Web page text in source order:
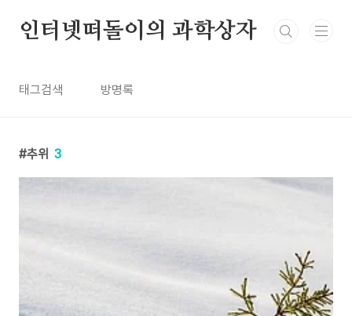
인터넷떠돌이의 과학상자
태그검색 방명록
추위 3